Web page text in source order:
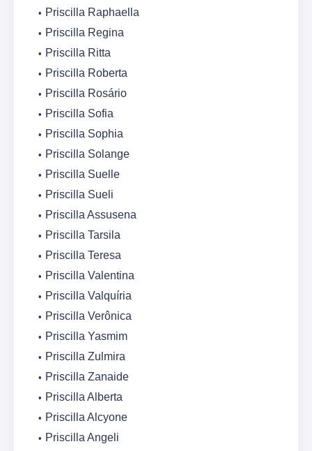
Priscilla Raphaella
Priscilla Regina
Priscilla Ritta
Priscilla Roberta
Priscilla Rosário
Priscilla Sofia
Priscilla Sophia
Priscilla Solange
Priscilla Suelle
Priscilla Sueli
Priscilla Assusena
Priscilla Tarsila
Priscilla Teresa
Priscilla Valentina
Priscilla Valquíria
Priscilla Verônica
Priscilla Yasmim
Priscilla Zulmira
Priscilla Zanaide
Priscilla Alberta
Priscilla Alcyone
Priscilla Angeli